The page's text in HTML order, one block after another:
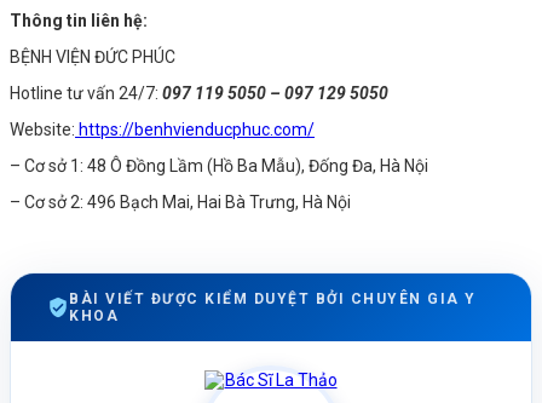
Thông tin liên hệ:
BỆNH VIỆN ĐỨC PHÚC
Hotline tư vấn 24/7: 097 119 5050 – 097 129 5050
Website: https://benhvienducphuc.com/
– Cơ sở 1: 48 Ô Đồng Lầm (Hồ Ba Mẫu), Đống Đa, Hà Nội
– Cơ sở 2: 496 Bạch Mai, Hai Bà Trưng, Hà Nội
BÀI VIẾT ĐƯỢC KIỂM DUYỆT BỞI CHUYÊN GIA Y
KHOA